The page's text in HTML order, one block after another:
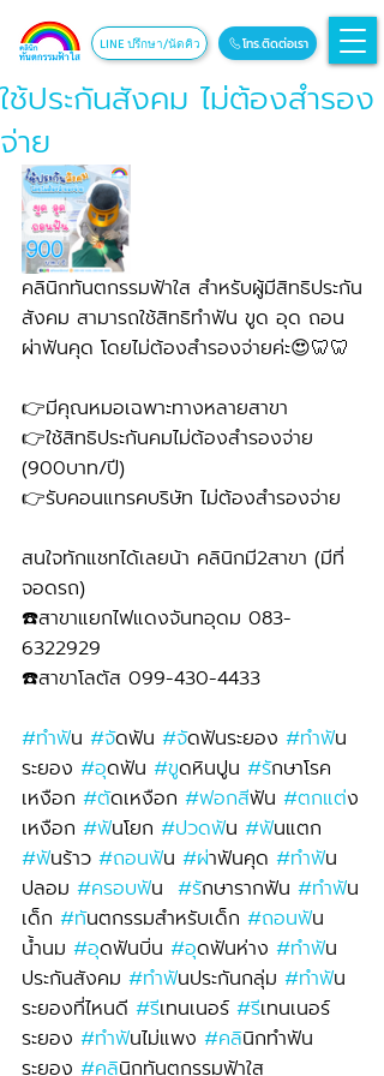
โทร.ติดต่อเรา
LINE ปรึกษา/นัดคิว
ใช้ประกันสังคม ไม่ต้องสำรอง
จ่าย
คลินิกทันตกรรมฟ้าใส สำหรับผู้มีสิทธิประกัน
สังคม สามารถใช้สิทธิทำฟัน ขูด อุด ถอน
ผ่าฟันคุด โดยไม่ต้องสำรองจ่ายค่ะ😍🦷🦷
👉มีคุณหมอเฉพาะทางหลายสาขา
👉ใช้สิทธิประกันคมไม่ต้องสำรองจ่าย
(900บาท/ปี)
👉รับคอนแทรคบริษัท ไม่ต้องสำรองจ่าย
สนใจทักแชทได้เลยน้า คลินิกมี2สาขา (มีที่
จอดรถ)
☎️สาขาแยกไฟแดงจันทอุดม 083-
6322929
☎️สาขาโลตัส 099-430-4433
#ทำฟัน #จัดฟัน #จัดฟันระยอง #ทำฟัน
ระยอง #อุดฟัน #ขูดหินปูน #รักษาโรค
เหงือก #ตัดเหงือก #ฟอกสีฟัน #ตกแต่ง
เหงือก #ฟันโยก #ปวดฟัน #ฟันแตก
#ฟันร้าว #ถอนฟัน #ผ่าฟันคุด #ทำฟัน
ปลอม #ครอบฟัน #รักษารากฟัน #ทำฟัน
เด็ก #ทันตกรรมสำหรับเด็ก #ถอนฟัน
น้ำนม #อุดฟันบิ่น #อุดฟันห่าง #ทำฟัน
ประกันสังคม #ทำฟันประกันกลุ่ม #ทำฟัน
ระยองที่ไหนดี #รีเทนเนอร์ #รีเทนเนอร์
ระยอง #ทำฟันไม่แพง #คลินิกทำฟัน
ระยอง #คลินิกทันตกรรมฟ้าใส